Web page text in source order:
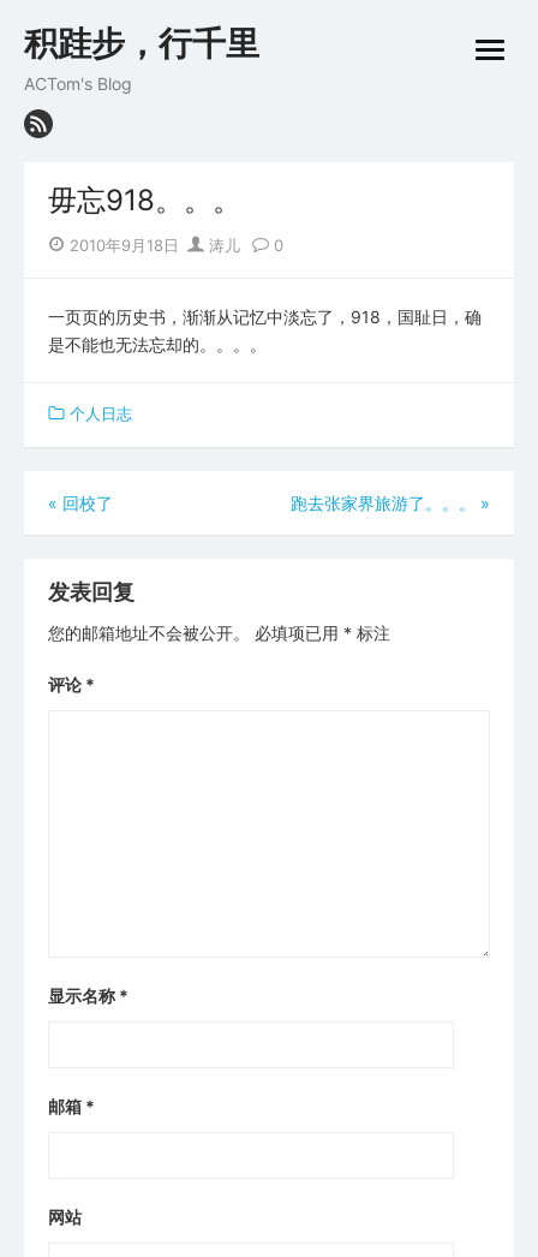
to
积跬步，行千里
ACTom's Blog
open
毋忘918。。。
Posted
2010年9月18日 Author
涛儿 0
一页页的历史书，渐渐从记忆中淡忘了，918，国耻日，确
是不能也无法忘却的。。。。
个人日志
文
章
导
航
« 回校了 跑去张家界旅游了。。。 »
发表回复
您的邮箱地址不会被公开。 必填项已用 * 标注
评论 *
显示名称 *
邮箱 *
网站